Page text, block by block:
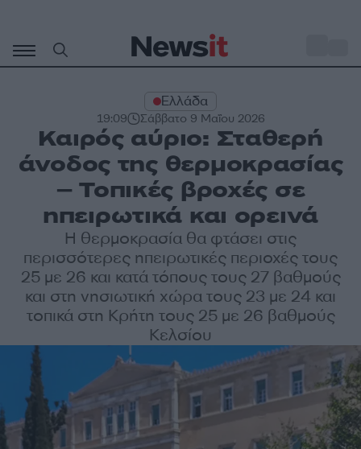
περιεχόμενο
Ελλάδα
19:09 Σάββατο 9 Μαΐου 2026
Καιρός αύριο: Σταθερή
άνοδος της θερμοκρασίας
– Τοπικές βροχές σε
ηπειρωτικά και ορεινά
Η θερμοκρασία θα φτάσει στις
περισσότερες ηπειρωτικές περιοχές τους
25 με 26 και κατά τόπους τους 27 βαθμούς
και στη νησιωτική χώρα τους 23 με 24 και
τοπικά στη Κρήτη τους 25 με 26 βαθμούς
Κελσίου